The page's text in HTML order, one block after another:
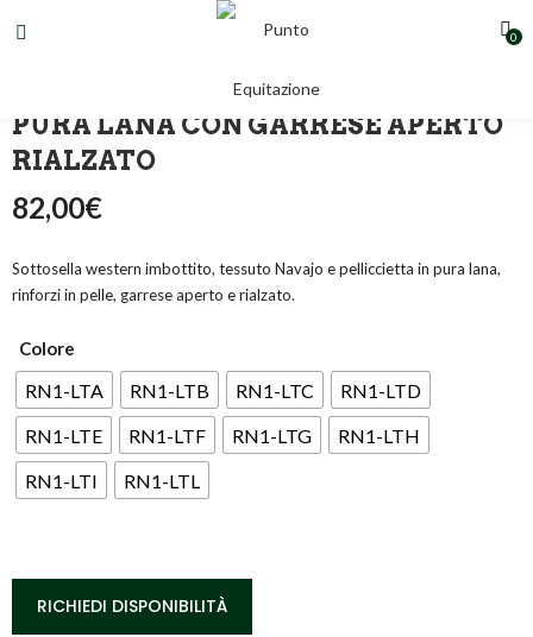
0
SOTTOSELLA WESTERN NAVAJO IN
PURA LANA CON GARRESE APERTO
RIALZATO
82,00€
Sottosella western imbottito, tessuto Navajo e pelliccietta in pura lana,
rinforzi in pelle, garrese aperto e rialzato.
Colore
RN1-LTA RN1-LTB RN1-LTC
RN1-LTD
RN1-LTE
RN1-LTF RN1-LTG
RN1-LTH
RN1-LTI
RN1-LTL
RICHIEDI DISPONIBILITÀ